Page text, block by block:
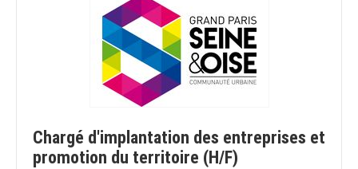
Chargé d'implantation des entreprises et
promotion du territoire (H/F)